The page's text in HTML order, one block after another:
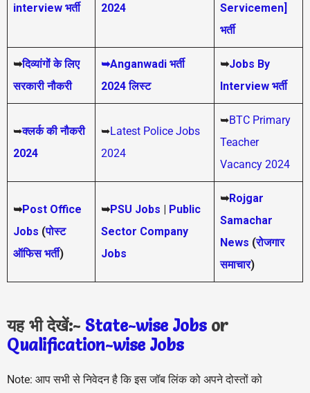
interview भर्ती
2024
Servicemen]
भर्ती
➥दिव्यांगों के लिए
सरकारी नौकरी
➥Anganwadi भर्ती
2024 लिस्ट
➥Jobs By
Interview भर्ती
➥क्लर्क की नौकरी
2024
➥Latest Police Jobs
2024
➥BTC Primary
Teacher
Vacancy 2024
➥Post Office
Jobs (पोस्ट
ऑफिस भर्ती)
➥PSU Jobs | Public
Sector Company
Jobs
➥Rojgar
Samachar
News (रोजगार
समाचार)
यह भी देखें:- State-wise Jobs or
Qualification-wise Jobs
Note: आप सभी से निवेदन है कि इस जॉब लिंक को अपने दोस्तों को